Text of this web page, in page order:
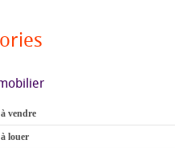
vendre
louer